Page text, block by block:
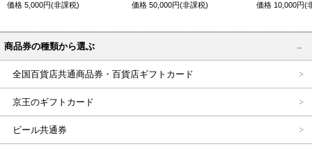
価格 5,000円(非課税) 価格50,000円(非課税) 価格 10,000円(
商品券の種類から選ぶ
全国百貨店共通商品券・百貨店ギフトカード
京王のギフトカード
ビール共通券